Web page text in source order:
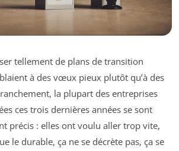
tellement de plans de transition
à des vœux pieux plutôt qu’à des
la plupart des entreprises
ces trois dernières années se sont
précis : elles ont voulu aller trop vite,
le durable, ça ne se décrète pas, ça se